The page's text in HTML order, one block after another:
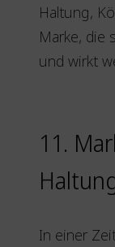
Haltung,
Marke, die
und wirkt
11.
In einer